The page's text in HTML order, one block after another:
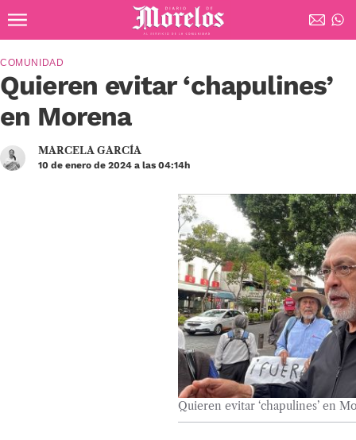
Diario de Morelos
Quieren evitar ‘chapulines’
en Morena
COMUNIDAD
MARCELA GARCÍA
10 de enero de 2024 a las 04:14h
Quieren evitar ‘chapulines’ en